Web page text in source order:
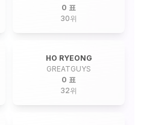
0 표
30위
HO RYEONG
GREATGUYS
0 표
32위